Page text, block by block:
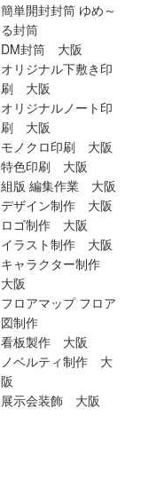
簡単開封封筒 ゆめ～
る封筒
DM封筒 大阪
オリジナル下敷き印
刷 大阪
オリジナルノート印
刷 大阪
モノクロ印刷 大阪
特色印刷 大阪
組版 編集作業 大阪
デザイン制作 大阪
ロゴ制作 大阪
イラスト制作 大阪
キャラクター制作
大阪
フロアマップ フロア
図制作
看板製作 大阪
ノベルティ制作 大
阪
展示会装飾 大阪